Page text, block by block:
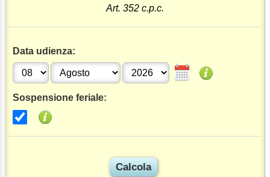
Art. 352 c.p.c.
Data udienza:
Sospensione feriale: